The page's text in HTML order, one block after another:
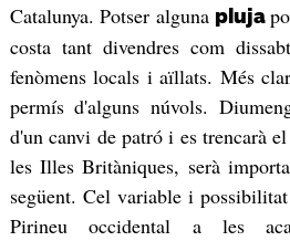
Catalunya. Potser alguna pluja
costa tant divendres com
fenòmens locals i aïllats. Més
permís d'alguns núvols.
d'un canvi de patró i es trencarà
les Illes Britàniques, serà
següent. Cel variable i
Pirineu occidental a les